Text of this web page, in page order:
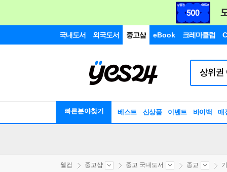
국내도서 외국도서 중고샵 eBook 크레마클럽
빠른분야찾기 베스트 신상품 이벤트 바이백 매
웰컴 중고샵 중고 국내도서 종교